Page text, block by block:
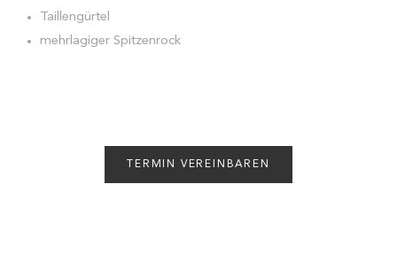
Taillengürtel
mehrlagiger Spitzenrock
TERMIN VEREINBAREN